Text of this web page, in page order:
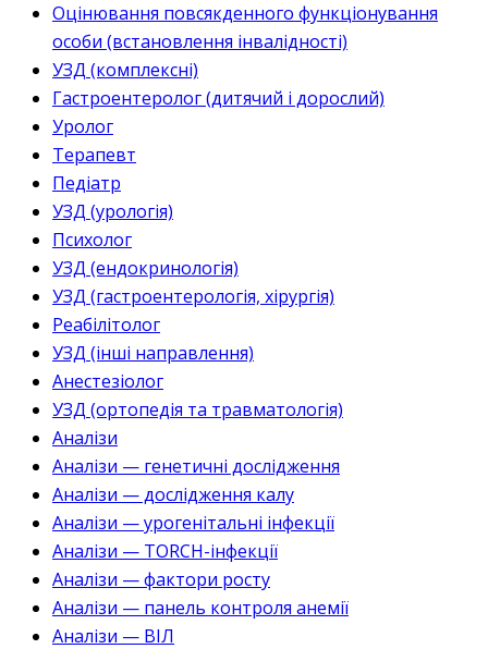
Оцінювання повсякденного функціонування
особи (встановлення інвалідності)
УЗД (комплексні)
Гастроентеролог (дитячий і дорослий)
Уролог
Терапевт
Педіатр
УЗД (урологія)
Психолог
УЗД (ендокринологія)
УЗД (гастроентерологія, хірургія)
Реабілітолог
УЗД (інші направлення)
Анестезіолог
УЗД (ортопедія та травматологія)
Аналізи
Аналізи — генетичні дослідження
Аналізи — дослідження калу
Аналізи — урогенітальні інфекції
Аналізи — TORCH-інфекції
Аналізи — фактори росту
Аналізи — панель контроля анемії
Аналізи — ВІЛ